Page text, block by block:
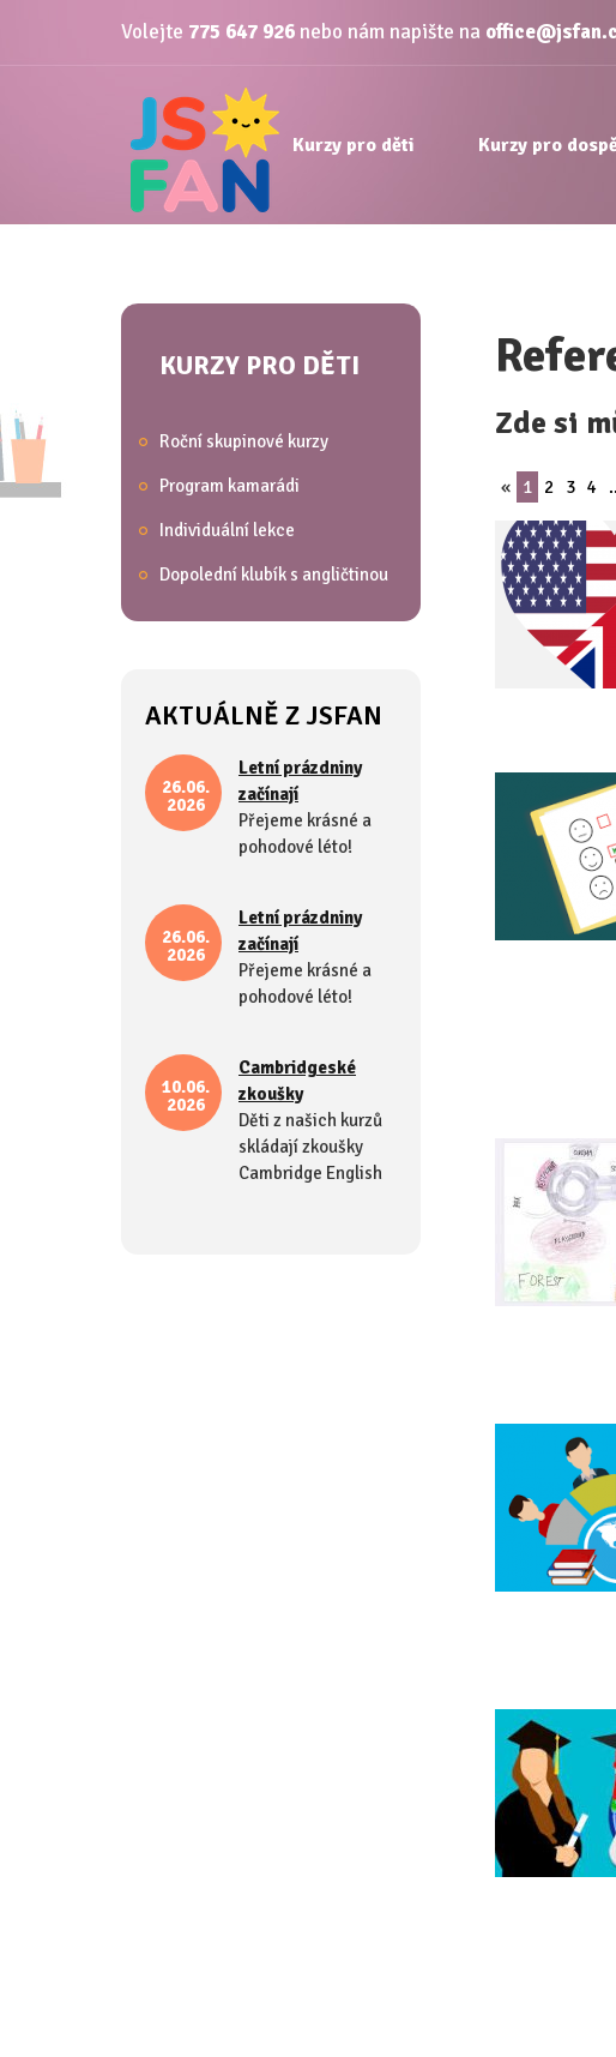
Volejte 775 647 926 nebo nám napište na
Kurzy pro děti Kurzy pro
Zde si
« 1 2 3 4
KURZY PRO DĚTI
Roční skupinové kurzy
Program kamarádi
Individuální lekce
Dopolední klubík s angličtinou
AKTUÁLNĚ Z JSFAN
26.06.
2026
Letní prázdniny
začínají
Přejeme krásné a
pohodové léto!
26.06.
2026
Letní prázdniny
začínají
Přejeme krásné a
pohodové léto!
10.06.
2026
Cambridgeské
zkoušky
Děti z našich kurzů
skládají zkoušky
Cambridge English